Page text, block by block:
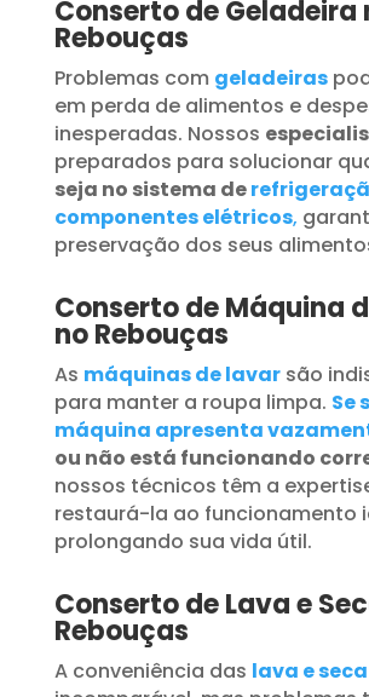
Conserto de Geladeira
Rebouças
Problemas com geladeiras
em perda de alimentos e
inesperadas. Nossos
preparados para solucionar
seja no sistema de
componentes elétricos,
preservação dos seus
Conserto de Máquina
no Rebouças
As máquinas de lavar são
para manter a roupa limpa. Se
máquina apresenta
ou não está funcionando
nossos técnicos têm a
restaurá-la ao funcionamento
prolongando sua vida útil.
Conserto de Lava e
Rebouças
A conveniência das lava e seca